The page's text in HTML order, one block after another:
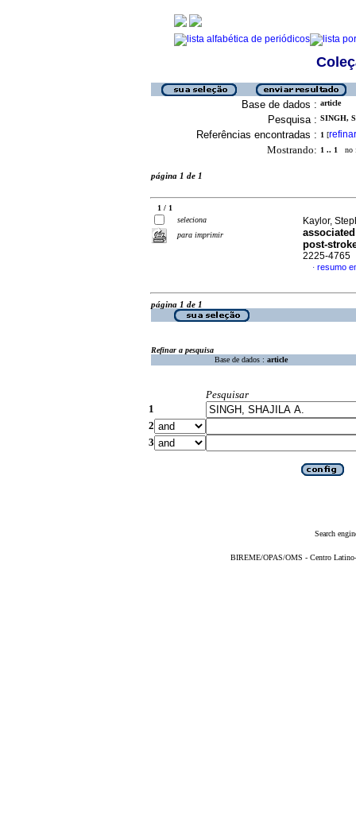
Base de dados : article
Pesquisa : SINGH,
Referências encontradas : 1 [refinar
Mostrando: 1 .. 1 no
página 1 de 1
1 / 1
seleciona
para imprimir
Kaylor,
post-
2225-4765
· resumo
página 1 de 1
Refinar a pesquisa
Base de dados : article
Pesquisar
1
2
3
Search
BIREME/OPAS/OMS - Centro Latino-